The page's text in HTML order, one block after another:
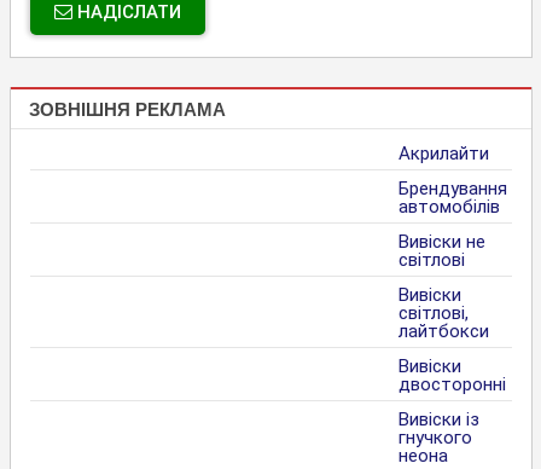
НАДІСЛАТИ
ЗОВНІШНЯ РЕКЛАМА
Акрилайти
Брендування
автомобілів
Вивіски не
світлові
Вивіски
світлові,
лайтбокси
Вивіски
двосторонні
Вивіски із
гнучкого
неона